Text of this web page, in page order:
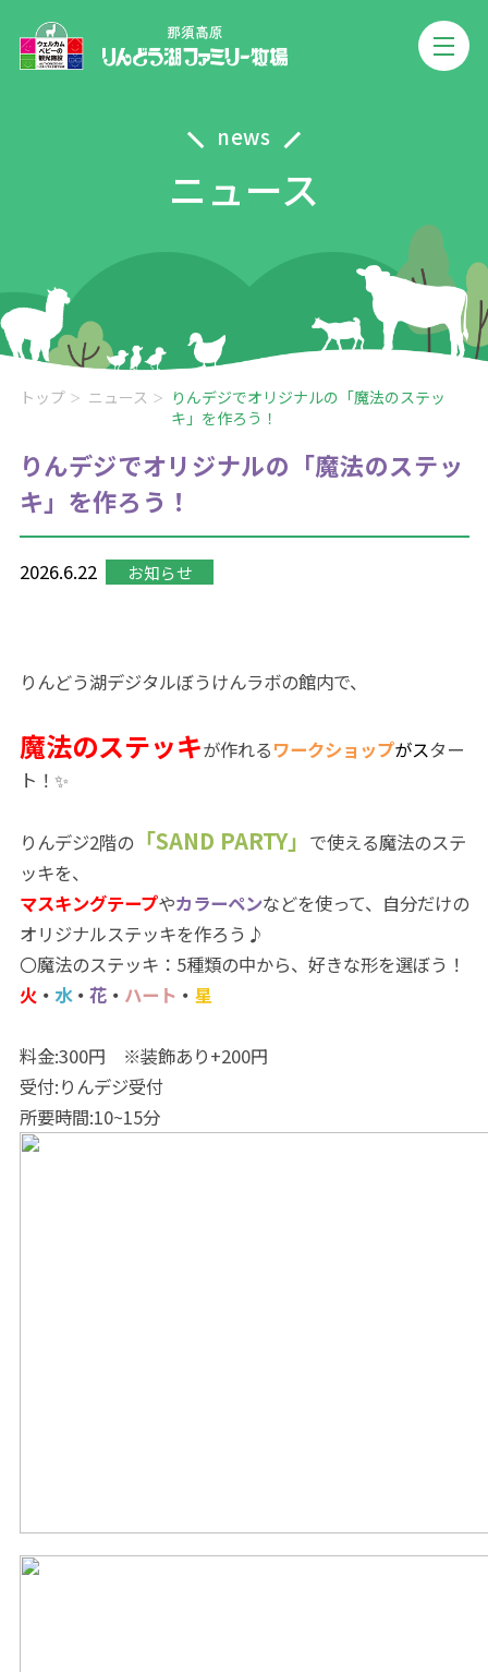
news
ニュース
トップ ニュース
りんデジでオリジナルの「魔法のステッ
キ」を作ろう！
りんデジでオリジナルの「魔法のステッ
キ」を作ろう！
2026.6.22 お知らせ
りんどう湖デジタルぼうけんラボの館内で、
魔法のステッキが作れるワークショップがスター
ト！✨
りんデジ2階の「SAND PARTY」 で使える魔法のステ
ッキを、
マスキングテープやカラーペンなどを使って、自分だけの
オリジナルステッキを作ろう♪
〇魔法のステッキ：5種類の中から、好きな形を選ぼう！
火・ 水・ 花・ ハート ・ 星
料金:300円 ※装飾あり+200円
受付:りんデジ受付
所要時間:10~15分